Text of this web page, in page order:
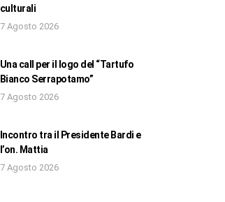
culturali
7 Agosto 2026
Una call per il logo del “Tartufo
Bianco Serrapotamo”
7 Agosto 2026
Incontro tra il Presidente Bardi e
l’on. Mattia
7 Agosto 2026